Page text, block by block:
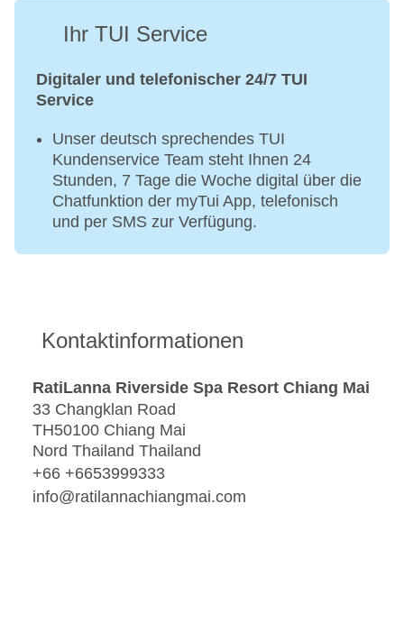
Ihr TUI Service
Digitaler und telefonischer 24/7 TUI
Service
Unser deutsch sprechendes TUI
Kundenservice Team steht Ihnen 24
Stunden, 7 Tage die Woche digital über die
Chatfunktion der myTui App, telefonisch
und per SMS zur Verfügung.
Kontaktinformationen
RatiLanna Riverside Spa Resort Chiang Mai
33 Changklan Road
TH50100 Chiang Mai
Nord Thailand Thailand
+66 +6653999333
info@ratilannachiangmai.com